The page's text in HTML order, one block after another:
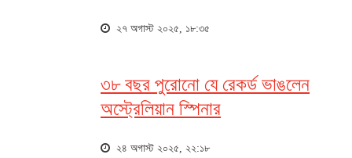
২৭ অগাস্ট ২০২৫, ১৮:৩৫
৩৮ বছর পুরোনো যে রেকর্ড ভাঙলেন
অস্ট্রেলিয়ান স্পিনার
২৪ অগাস্ট ২০২৫, ২২:১৮